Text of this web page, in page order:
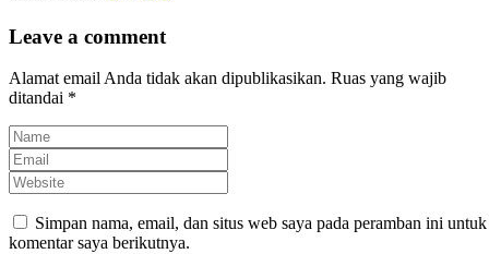
Leave a comment
Alamat email Anda tidak akan dipublikasikan. Ruas yang wajib
ditandai *
Simpan nama, email, dan situs web saya pada peramban ini untuk
komentar saya berikutnya.